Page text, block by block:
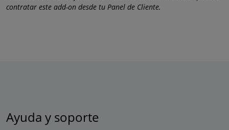
contratar este add-on desde tu Panel de Cliente.
Ayuda y soporte